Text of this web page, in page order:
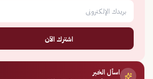
اشترك الآن
اسأل الخبر